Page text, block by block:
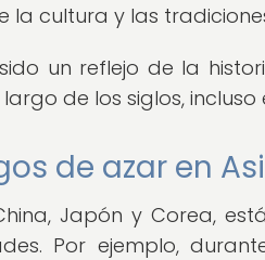
cultura y las
un reflejo de la
de los siglos,
de azar en
Japón y Corea,
Por ejemplo,